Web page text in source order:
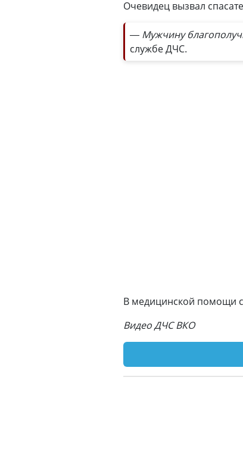
Очевидец вызвал
— Мужчину
службе ДЧС.
В медицинской помощи
Видео ДЧС ВКО